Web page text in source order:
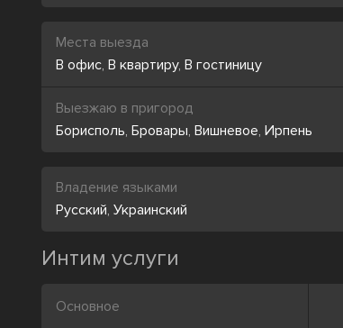
Места выезда
В офис, В квартиру, В гостиницу
Выезжаю в пригород
Борисполь, Бровары, Вишневое, Ирпень
Владение языками
Русский, Украинский
Интим услуги
Основное